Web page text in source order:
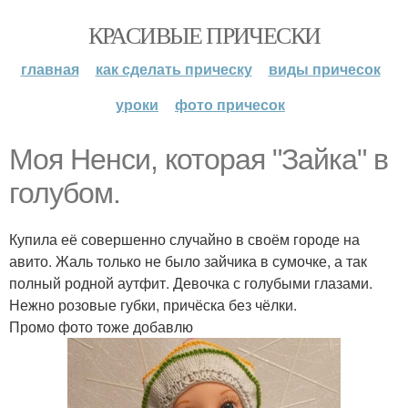
КРАСИВЫЕ ПРИЧЕСКИ
главная как сделать прическу
виды причесок
уроки
фото причесок
Моя Ненси, которая "Зайка" в
голубом.
Купила её совершенно случайно в своём городе на
авито. Жаль только не было зайчика в сумочке, а так
полный родной аутфит. Девочка с голубыми глазами.
Нежно розовые губки, причёска без чёлки.
Промо фото тоже добавлю